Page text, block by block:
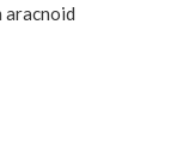
aracnoid